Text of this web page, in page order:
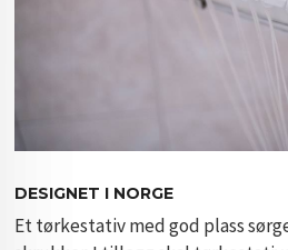
DESIGNET I NORGE
Et tørkestativ med god plass